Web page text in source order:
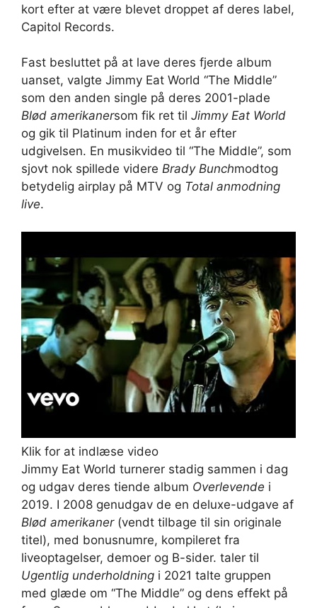
kort efter at være blevet droppet af deres label,
Capitol Records.
Fast besluttet på at lave deres fjerde album
uanset, valgte Jimmy Eat World “The Middle”
som den anden single på deres 2001-plade
Blød amerikanersom fik ret til Jimmy Eat World
og gik til Platinum inden for et år efter
udgivelsen. En musikvideo til “The Middle”, som
sjovt nok spillede videre Brady Bunchmodtog
betydelig airplay på MTV og Total anmodning
live.
Klik for at indlæse video
Jimmy Eat World turnerer stadig sammen i dag
og udgav deres tiende album Overlevende i
2019. I 2008 genudgav de en deluxe-udgave af
Blød amerikaner(vendt tilbage til sin originale
titel), med bonusnumre, kompileret fra
liveoptagelser, demoer og B-sider. taler til
Ugentlig underholdning i 2021 talte gruppen
med glæde om “The Middle” og dens effekt på